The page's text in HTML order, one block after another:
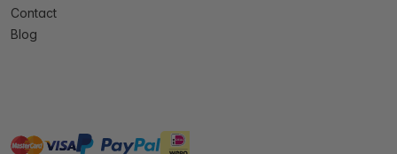
Contact
Blog
mastervisa paypal ideal